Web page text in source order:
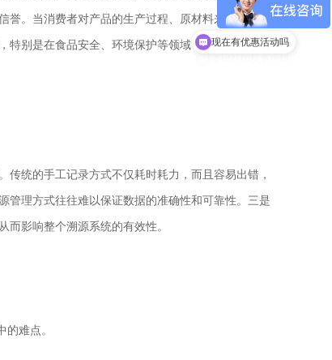
。当消费者对产品的生产过程、原材料来源等信息
特别是在食品安全、环境保护等领域，溯源管理已成
统的手工记录方式不仅耗时耗力，而且容易出错，
管理方式往往难以保证数据的准确性和可靠性。三是
影响整个溯源系统的有效性。
难点。
现在有优惠活动吗